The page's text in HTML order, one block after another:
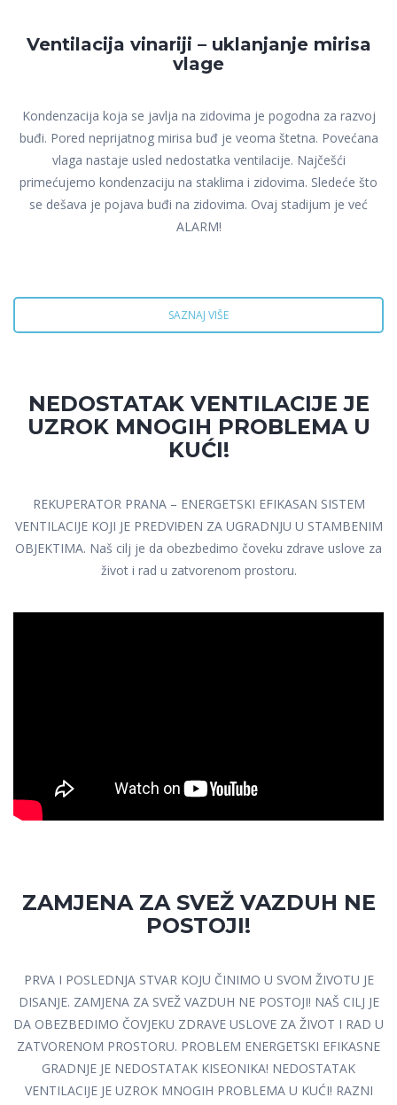
Ventilacija vinariji – uklanjanje mirisa
vlage
Kondenzacija koja se javlja na zidovima je pogodna za razvoj
buđi. Pored neprijatnog mirisa buđ je veoma štetna. Povećana
vlaga nastaje usled nedostatka ventilacije. Najčešći
primećujemo kondenzaciju na staklima i zidovima. Sledeće što
se dešava je pojava buđi na zidovima. Ovaj stadijum je već
ALARM!
SAZNAJ VIŠE
NEDOSTATAK VENTILACIJE JE
UZROK MNOGIH PROBLEMA U
KUĆI!
REKUPERATOR PRANA – ENERGETSKI EFIKASAN SISTEM
VENTILACIJE KOJI JE PREDVIĐEN ZA UGRADNJU U STAMBENIM
OBJEKTIMA. Naš cilj je da obezbedimo čoveku zdrave uslove za
život i rad u zatvorenom prostoru.
ZAMJENA ZA SVEŽ VAZDUH NE
POSTOJI!
PRVA I POSLEDNJA STVAR KOJU ČINIMO U SVOM ŽIVOTU JE
DISANJE. ZAMJENA ZA SVEŽ VAZDUH NE POSTOJI! NAŠ CILJ JE
DA OBEZBEDIMO ČOVJEKU ZDRAVE USLOVE ZA ŽIVOT I RAD U
ZATVORENOM PROSTORU. PROBLEM ENERGETSKI EFIKASNE
GRADNJE JE NEDOSTATAK KISEONIKA! NEDOSTATAK
VENTILACIJE JE UZROK MNOGIH PROBLEMA U KUĆI! RAZNI